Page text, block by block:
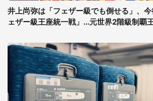
井上尚弥は「フェザー級でも倒せる」、
ェザー級王座統一戦」...元世界2階級制覇